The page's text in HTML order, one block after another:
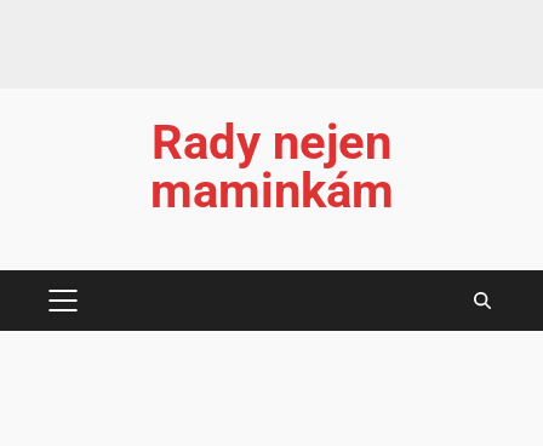
Rady nejen
maminkám